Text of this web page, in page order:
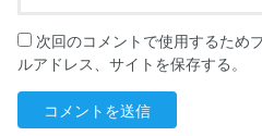
次回のコメントで使用するため
ルアドレス、サイトを保存する。